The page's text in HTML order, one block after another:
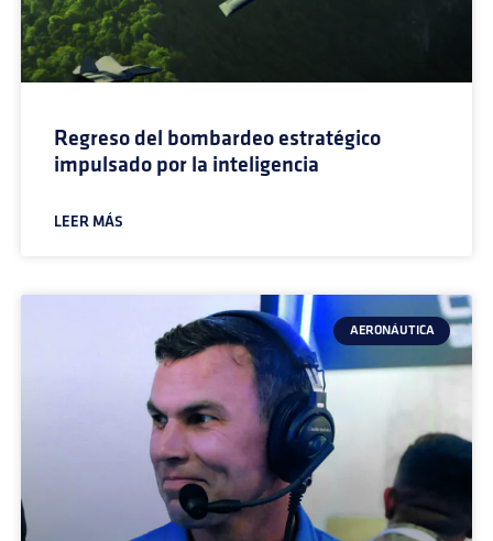
Regreso del bombardeo estratégico
impulsado por la inteligencia
LEER MÁS
AERONÁUTICA